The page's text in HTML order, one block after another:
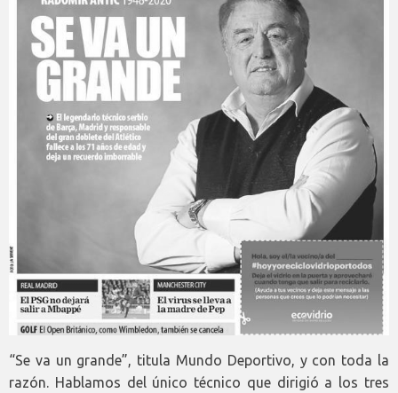
“Se va un grande”, titula Mundo Deportivo, y con toda la
razón. Hablamos del único técnico que dirigió a los tres